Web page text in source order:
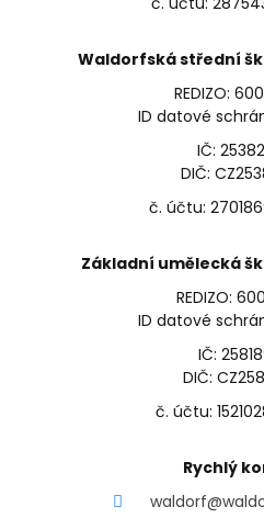
Waldorfská střední
REDIZO:
ID datové
IČ:
DIČ:
č. účtu:
Základní umělecká
REDIZO:
ID datové
IČ:
DIČ:
č. účtu:
Rychlý